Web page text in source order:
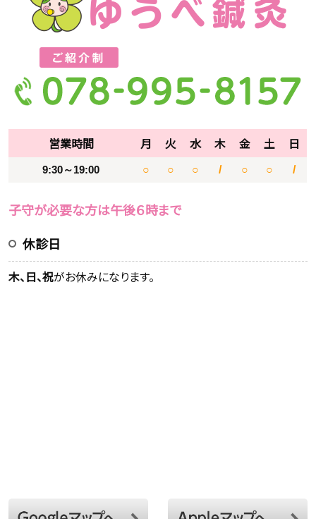
営業時間 月 火 水 木 金 土 日
9:30～19:00 ○ ○ ○ / ○ ○ /
子守が必要な方は午後６時まで
休診日
木、日、祝がお休みになります。